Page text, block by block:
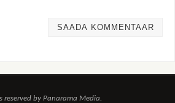
reserved by Panarama Media.